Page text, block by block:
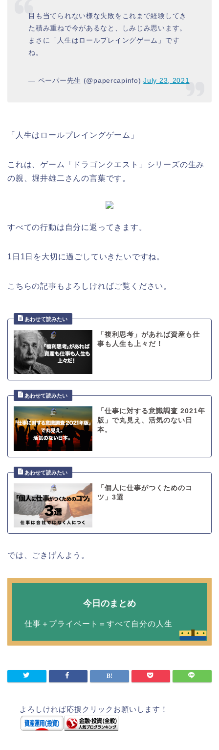
目も当てられない様な失敗をこれまで経験してき
た積み重ねで今があるなと、しみじみ思います。
まさに「人生はロールプレイングゲーム」です
ね。
— ペーパー先生 (@papercapinfo)July 23, 2021
「人生はロールプレイングゲーム」
これは、ゲーム「ドラゴンクエスト」シリーズの生み
の親、堀井雄二さんの言葉です。
すべての行動は自分に返ってきます。
1日1日を大切に過ごしていきたいですね。
こちらの記事もよろしければご覧ください。
「複利思考」があれば資産も仕
事も人生も上々だ！
「仕事に対する意識調査 2021年
版」で丸見え、活気のない日
本。
「個人に仕事がつくためのコ
ツ」3選
では、ごきげんよう。
今日のまとめ
仕事＋プライベート＝すべて自分の人生
よろしければ応援クリックお願いします！